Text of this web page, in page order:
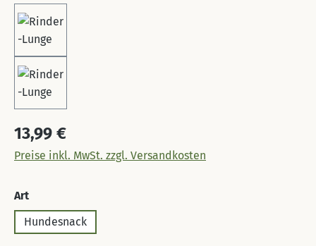
Regulärer Preis:
13,99 €
Preise inkl. MwSt. zzgl. Versandkosten
Artauswählen
Hundesnack